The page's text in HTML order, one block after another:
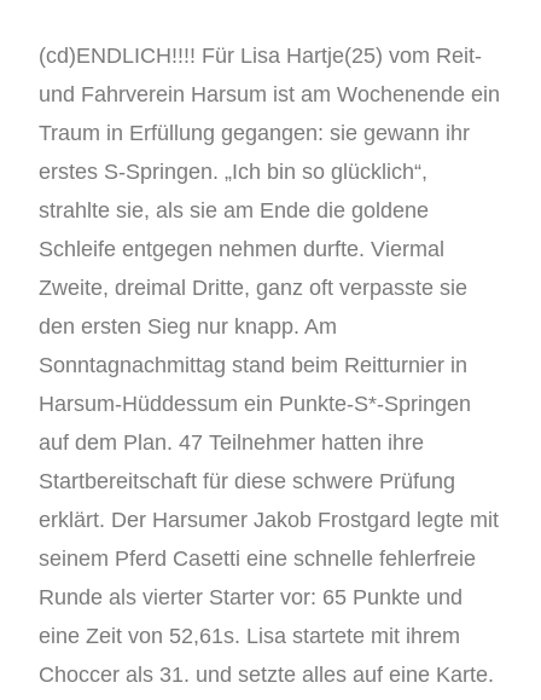
(cd)ENDLICH!!!! Für Lisa Hartje(25) vom Reit-
und Fahrverein Harsum ist am Wochenende ein
Traum in Erfüllung gegangen: sie gewann ihr
erstes S-Springen. „Ich bin so glücklich“,
strahlte sie, als sie am Ende die goldene
Schleife entgegen nehmen durfte. Viermal
Zweite, dreimal Dritte, ganz oft verpasste sie
den ersten Sieg nur knapp. Am
Sonntagnachmittag stand beim Reitturnier in
Harsum-Hüddessum ein Punkte-S*-Springen
auf dem Plan. 47 Teilnehmer hatten ihre
Startbereitschaft für diese schwere Prüfung
erklärt. Der Harsumer Jakob Frostgard legte mit
seinem Pferd Casetti eine schnelle fehlerfreie
Runde als vierter Starter vor: 65 Punkte und
eine Zeit von 52,61s. Lisa startete mit ihrem
Choccer als 31. und setzte alles auf eine Karte.